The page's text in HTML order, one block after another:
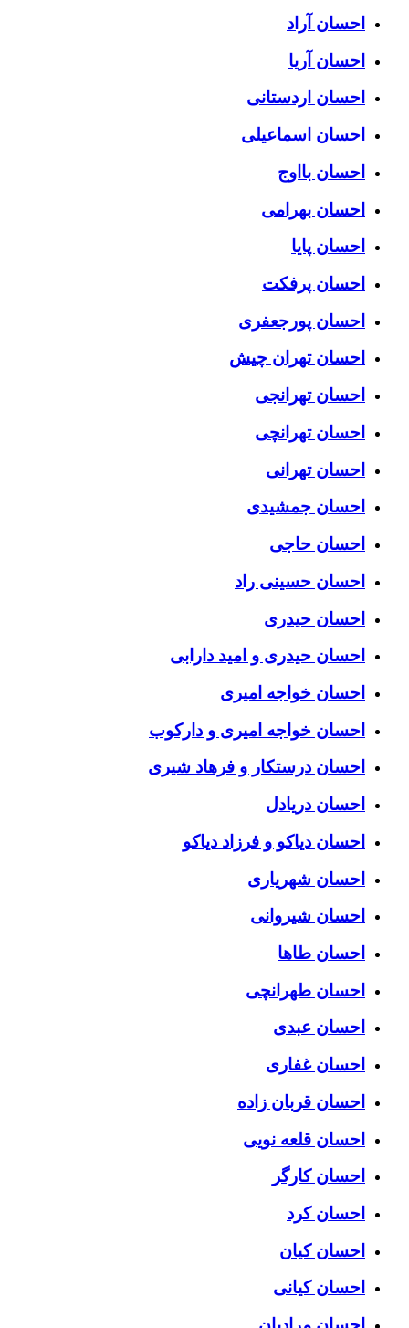
احسان آراد
احسان آریا
احسان اردستانی
احسان اسماعیلی
احسان بااوج
احسان بهرامی
احسان پایا
احسان پرفکت
احسان پورجعفری
احسان تهران چیش
احسان تهرانجی
احسان تهرانچی
احسان تهرانی
احسان جمشیدی
احسان حاجی
احسان حسینی راد
احسان حیدری
احسان حیدری و امید دارابی
احسان خواجه امیری
احسان خواجه امیری و دارکوب
احسان درستكار و فرهاد شيرى
احسان دریادل
احسان دیاکو و فرزاد دیاکو
احسان شهریاری
احسان شیروانی
احسان طاها
احسان طهرانچی
احسان عبدی
احسان غفاری
احسان قربان زاده
احسان قلعه نویی
احسان کارگر
احسان کرد
احسان کیان
احسان کیانی